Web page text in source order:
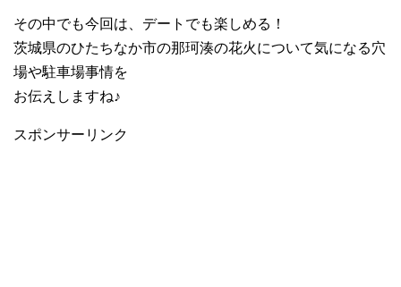
その中でも今回は、デートでも楽しめる！
茨城県のひたちなか市の那珂湊の花火について気になる穴
場や駐車場事情を
お伝えしますね♪
スポンサーリンク